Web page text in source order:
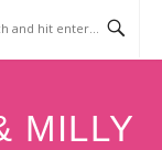
MILLY